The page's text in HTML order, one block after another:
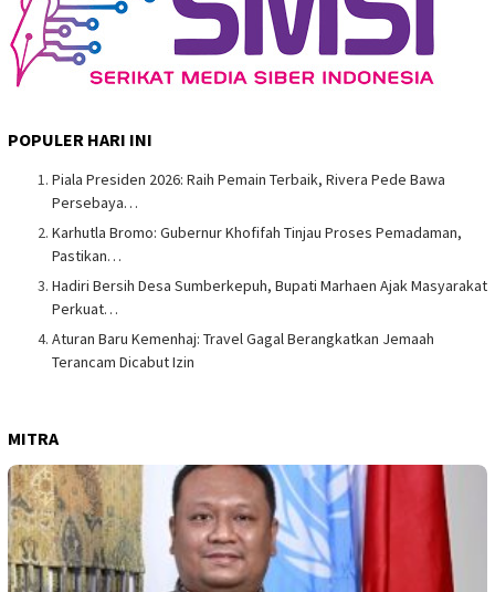
POPULER HARI INI
Piala Presiden 2026: Raih Pemain Terbaik, Rivera Pede Bawa
Persebaya…
Karhutla Bromo: Gubernur Khofifah Tinjau Proses Pemadaman,
Pastikan…
Hadiri Bersih Desa Sumberkepuh, Bupati Marhaen Ajak Masyarakat
Perkuat…
Aturan Baru Kemenhaj: Travel Gagal Berangkatkan Jemaah
Terancam Dicabut Izin
MITRA